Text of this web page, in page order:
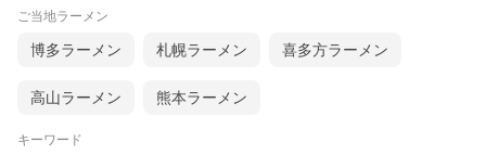
ご当地ラーメン
博多ラーメン 札幌ラーメン 喜多方ラーメン
高山ラーメン 熊本ラーメン
キーワード